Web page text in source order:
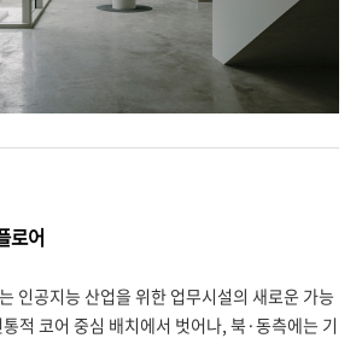
로어
인공지능 산업을 위한 업무시설의 새로운 가능
통적 코어 중심 배치에서 벗어나 ,북 ·동측에는 기